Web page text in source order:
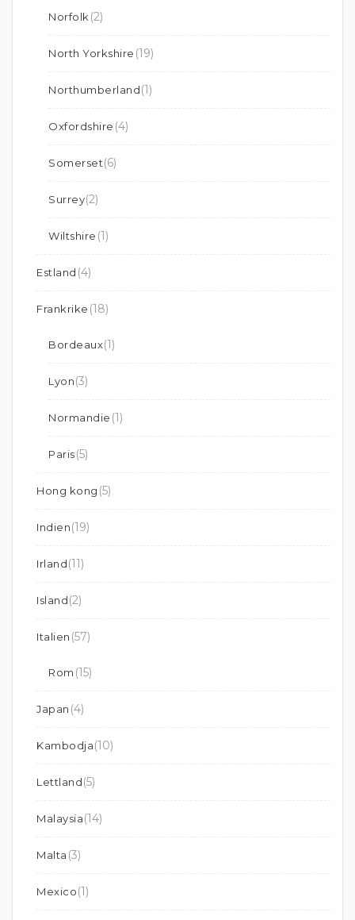
Norfolk (2)
North Yorkshire (19)
Northumberland(1)
Oxfordshire (4)
Somerset(6)
Surrey(2)
Wiltshire (1)
Estland (4)
Frankrike (18)
Bordeaux(1)
Lyon(3)
Normandie (1)
Paris(5)
Hong kong (5)
Indien(19)
Irland(11)
Island(2)
Italien (57)
Rom (15)
Japan (4)
Kambodja(10)
Lettland(5)
Malaysia(14)
Malta (3)
Mexico(1)